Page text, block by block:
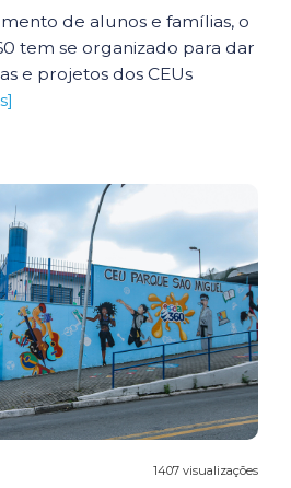
de alunos e famílias, o
tem se organizado para dar
e projetos dos CEUs
1407 visualizações